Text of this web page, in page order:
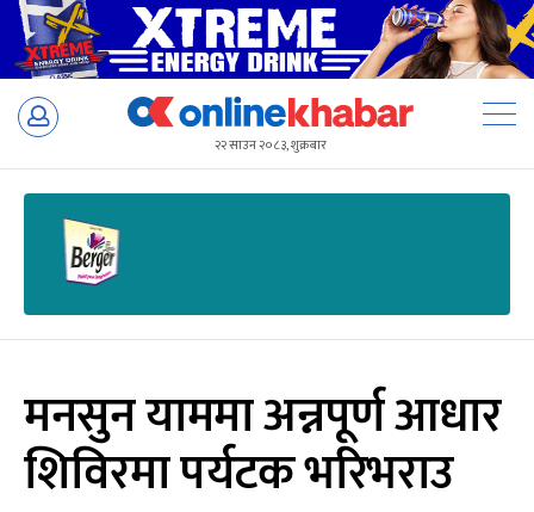
Skip
२२ साउन २०८३, शुक्रबार
मनसुन याममा अन्नपूर्ण आधार
शिविरमा पर्यटक भरिभराउ